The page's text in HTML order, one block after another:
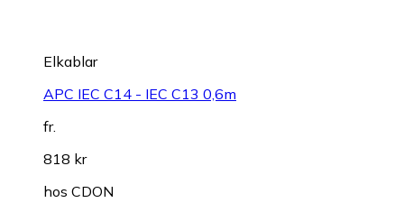
Elkablar
APC IEC C14 - IEC C13 0,6m
fr.
818 kr
hos CDON